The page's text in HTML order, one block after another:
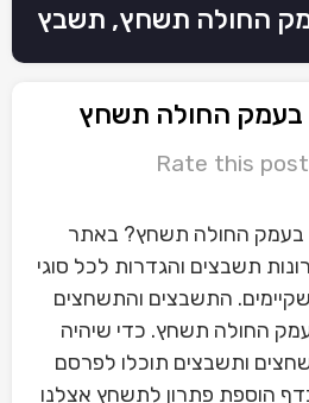
החולה תשחץ, תשבץ
בעמק החולה תשחץ
Rate this post
בעמק החולה תשחץ? באתר
תשבצים והגדרות לכל סוגי
התשבצים והתשחצים
החולה תשחץ. כדי שיהיה
ותשבצים תוכלו לפרסם
הוספת פתרון לתשחץ אצלנו